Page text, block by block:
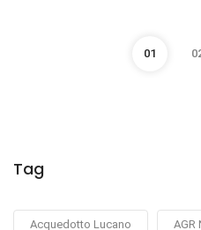
01
Tag
Acquedotto Lucano AGR